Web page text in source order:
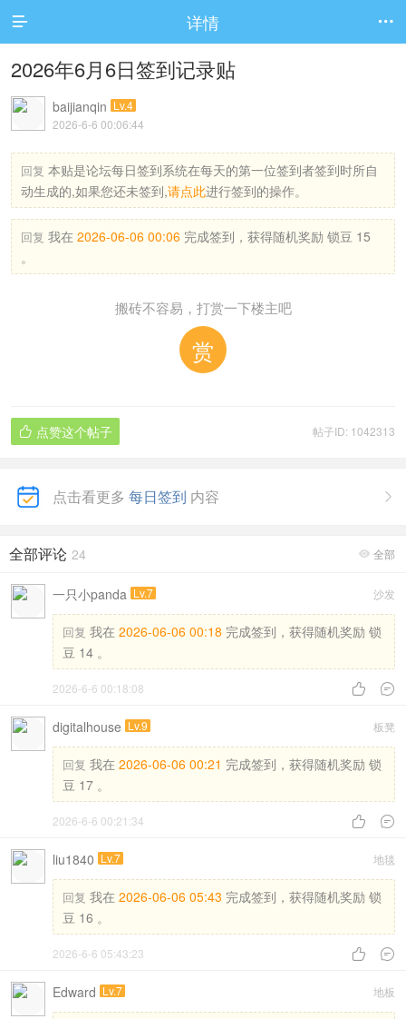
 详情 
2026年6月6日签到记录贴
baijianqin Lv.4
2026-6-6 00:06:44
回复 本贴是论坛每日签到系统在每天的第一位签到者签到时所自
动生成的,如果您还未签到,请点此进行签到的操作。
回复 我在 2026-06-06 00:06 完成签到，获得随机奖励 锁豆 15
。
搬砖不容易，打赏一下楼主吧
赏
帖子ID: 1042313
 点赞这个帖子

点击看更多 每日签到 内容
 全部
全部评论 24
沙发
一只小panda Lv.7
回复 我在 2026-06-06 00:18 完成签到，获得随机奖励 锁
豆 14 。
 
2026-6-6 00:18:08
板凳
digitalhouse Lv.9
回复 我在 2026-06-06 00:21 完成签到，获得随机奖励 锁
豆 17 。
 
2026-6-6 00:21:34
地毯
liu1840 Lv.7
回复 我在 2026-06-06 05:43 完成签到，获得随机奖励 锁
豆 16 。
 
2026-6-6 05:43:23
地板
Edward Lv.7